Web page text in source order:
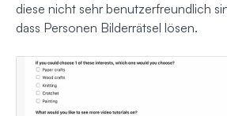
diese nicht sehr benutzerfreundlich
dass Personen Bilderrätsel lösen.